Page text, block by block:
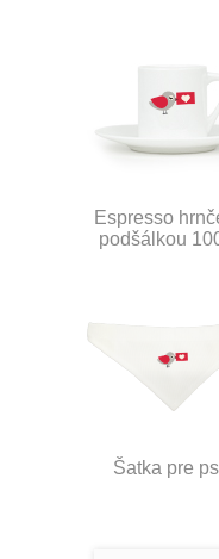
Espresso
podšálkou
Šatka pre